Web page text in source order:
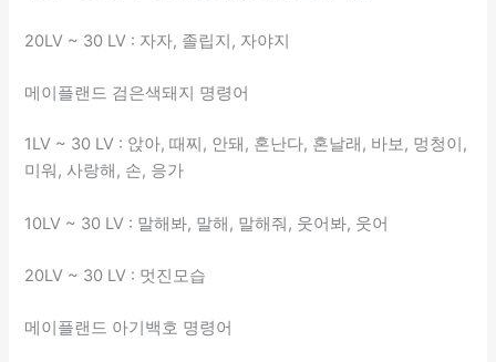
20LV ~ 30 LV : 자자, 졸립지, 자야지
메이플랜드 검은색돼지 명령어
1LV ~ 30 LV : 앉아, 때찌, 안돼, 혼난다, 혼날래, 바보, 멍청이,
미워, 사랑해, 손, 응가
10LV ~ 30 LV : 말해봐, 말해, 말해줘, 웃어봐, 웃어
20LV ~ 30 LV : 멋진모습
메이플랜드 아기백호 명령어